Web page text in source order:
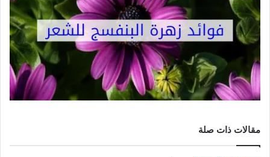
مقالات ذات صلة